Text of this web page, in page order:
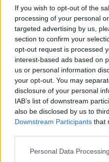
If you wish to opt-out of the
processing of your personal
targeted advertising by us,
section to confirm your
opt-out request is processed
interest-based ads based on
us or personal information
your opt-out. You may
disclosure of your personal
IAB’s list of downstream
also be disclosed by us to
Downstream Participants that
Personal Data
την Ένωση Ηρακλείου
Αυγούστου
ΚΟΣΜΟΣ
Ινδία: Φονικές
καταστροφές –
ΕΛΛΑΔΑ
Διαρρήκτες πήραν από
ΠΕΡΙΣΣΟΤΕΡΑ
GOSSIP -
Ο Γιάννης
απόλυτη
With Balls»